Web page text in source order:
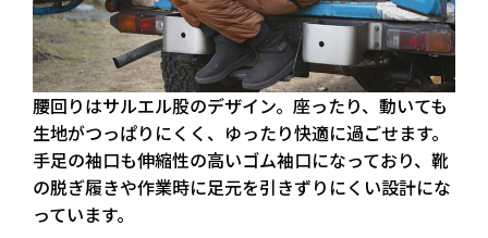
腰回りはサルエル股のデザイン。座ったり、動いても
生地がつっぱりにくく、ゆったり快適に過ごせます。
手足の袖口も伸縮性の高いゴム袖口になっており、靴
の脱ぎ履きや作業時に足元を引きずりにくい設計にな
っています。